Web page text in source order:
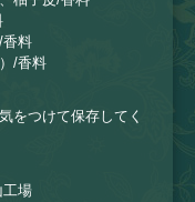
香料
/香料
をつけて保存してく
工場